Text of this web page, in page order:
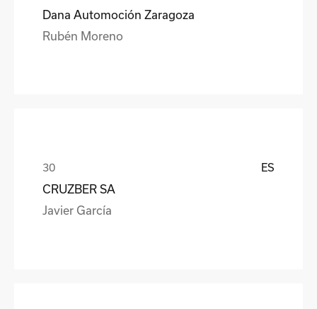
Dana Automoción Zaragoza
Rubén Moreno
ES
CRUZBER SA
Javier García